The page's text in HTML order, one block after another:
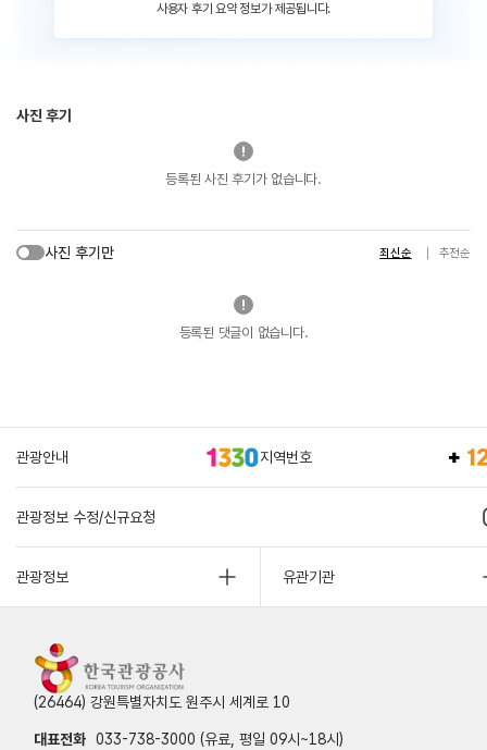
사용자 후기 요약 정보가 제공됩니다.
사진 후기
등록된 사진 후기가 없습니다.
사진 후기만 최신순 추천순
등록된 댓글이 없습니다.
관광안내 지역번호
관광정보 수정/신규요청
관광정보 유관기관
(26464) 강원특별자치도 원주시 세계로 10
대표전화 033-738-3000 (유료, 평일 09시~18시)